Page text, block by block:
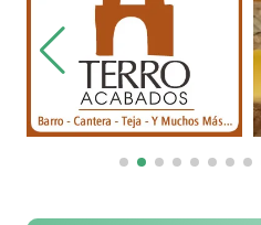
Bordados y